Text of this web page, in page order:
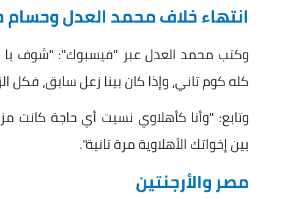
انتهاء خلاف محمد العدل
وكتب محمد العدل عبر "فيسبوك": "شوف
كله كوم تاني، وإذا كان بينا زعل سابق، فكل
وتابع: "وأنا كأهلاوي نسيت أي حاجة كانت
بين إخواتك الأهلاوية مرة تانية".
مصر والأرجنتين